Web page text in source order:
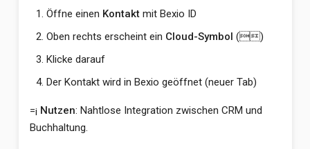
Öffne einen Kontaktmit Bexio ID
Oben rechts erscheint ein Cloud-Symbol ()
Klicke darauf
Der Kontakt wird in Bexio geöffnet (neuer Tab)
=¡ Nutzen: Nahtlose Integration zwischen CRM und
Buchhaltung.